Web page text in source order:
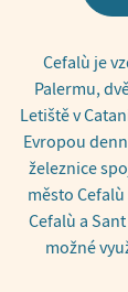
Cefalù je
Palermu,
Letiště v
Evropou
železnice
město
Cefalù a
možné